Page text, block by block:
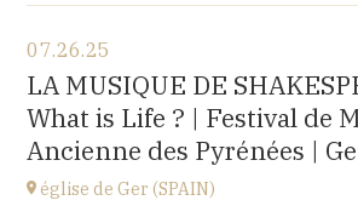
église d'Espot,
SPAIN
at19H00
Buy your tickets
07.26.25
LA MUSIQUE DE
What is Life ? | Festival de
Ancienne des Pyrénées |
église de Ger (SPAIN)